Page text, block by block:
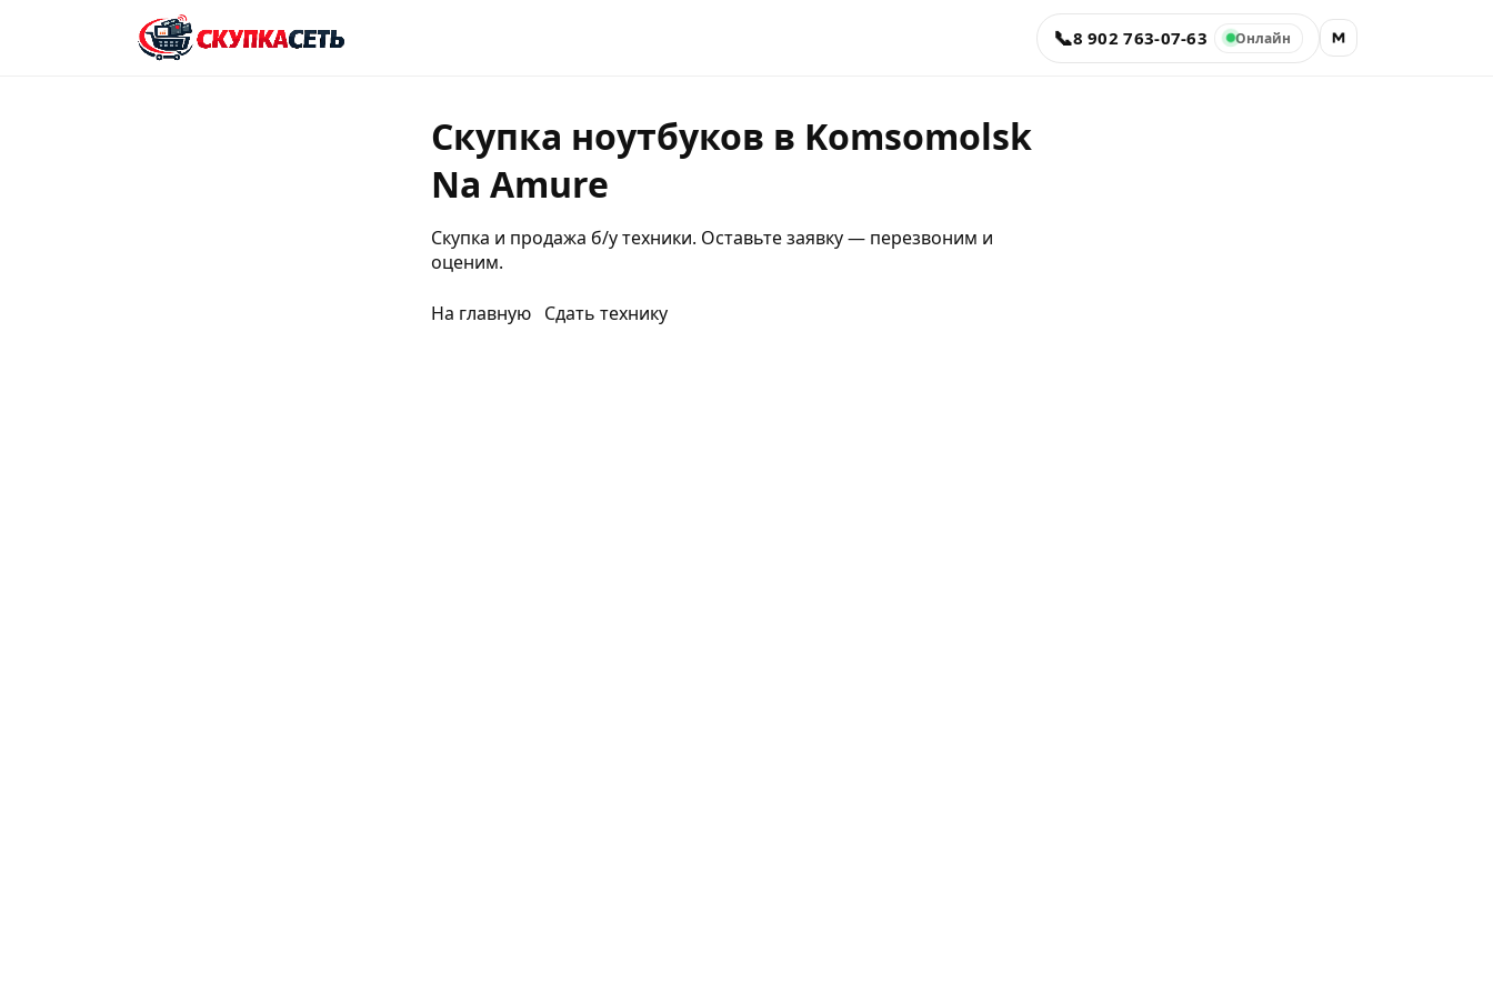
📞8 902 763-07-63 Онлайн
Скупка ноутбуков в Komsomolsk
Na Amure
Скупка и продажа б/у техники. Оставьте заявку — перезвоним и
оценим.
На главную Сдать технику